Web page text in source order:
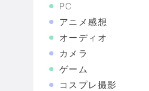
PC
アニメ感想
オーディオ
カメラ
ゲーム
コスプレ撮影